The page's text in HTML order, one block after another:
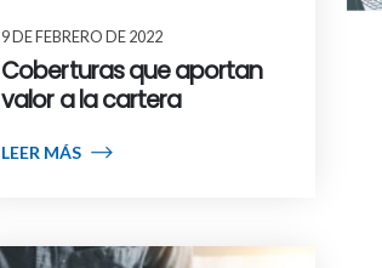
9 DE FEBRERO DE 2022
Coberturas que aportan
valor a la cartera
LEER MÁS